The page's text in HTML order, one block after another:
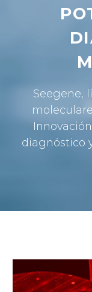
Seegene,
diagnóstico